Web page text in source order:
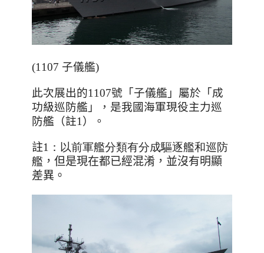
(1107 子儀艦)
此次展出的1107號「子儀艦」屬於「成
功級巡防艦」，是我國海軍現役主力巡
防艦（註1 ）。
註1：以前軍艦分類有分成驅逐艦和巡防
艦 ，但是現在都已經混淆，並沒有明顯
差異。